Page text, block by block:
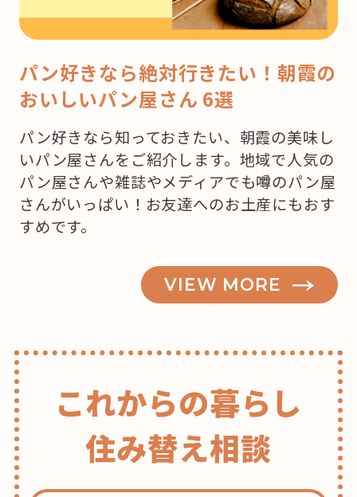
パン好きなら絶対行きたい！朝霞の
おいしいパン屋さん 6選
パン好きなら知っておきたい、朝霞の美味し
いパン屋さんをご紹介します。地域で人気の
パン屋さんや雑誌やメディアでも噂のパン屋
さんがいっぱい！お友達へのお土産にもおす
すめです。
VIEW MORE
これからの暮らし
住み替え相談